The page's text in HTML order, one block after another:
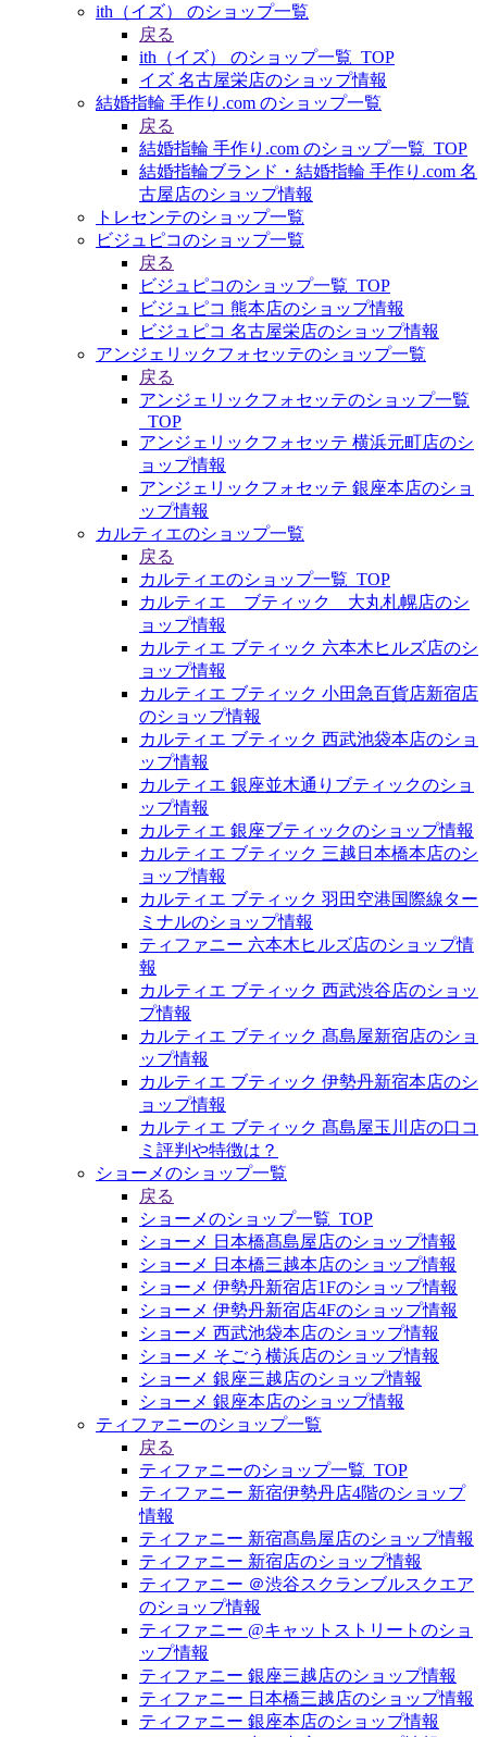
ith（イズ） のショップ一覧
戻る
ith（イズ） のショップ一覧_TOP
イズ 名古屋栄店のショップ情報
結婚指輪 手作り.com のショップ一覧
戻る
結婚指輪 手作り.com のショップ一覧_TOP
結婚指輪ブランド・結婚指輪 手作り.com 名
古屋店のショップ情報
トレセンテのショップ一覧
ビジュピコのショップ一覧
戻る
ビジュピコのショップ一覧_TOP
ビジュピコ 熊本店のショップ情報
ビジュピコ 名古屋栄店のショップ情報
アンジェリックフォセッテのショップ一覧
戻る
アンジェリックフォセッテのショップ一覧
_TOP
アンジェリックフォセッテ 横浜元町店のシ
ョップ情報
アンジェリックフォセッテ 銀座本店のショ
ップ情報
カルティエのショップ一覧
戻る
カルティエのショップ一覧_TOP
カルティエ ブティック 大丸札幌店のシ
ョップ情報
カルティエ ブティック 六本木ヒルズ店のシ
ョップ情報
カルティエ ブティック 小田急百貨店新宿店
のショップ情報
カルティエ ブティック 西武池袋本店のショ
ップ情報
カルティエ 銀座並木通りブティックのショ
ップ情報
カルティエ 銀座ブティックのショップ情報
カルティエ ブティック 三越日本橋本店のシ
ョップ情報
カルティエ ブティック 羽田空港国際線ター
ミナルのショップ情報
ティファニー 六本木ヒルズ店のショップ情
報
カルティエ ブティック 西武渋谷店のショッ
プ情報
カルティエ ブティック 髙島屋新宿店のショ
ップ情報
カルティエ ブティック 伊勢丹新宿本店のシ
ョップ情報
カルティエ ブティック 髙島屋玉川店の口コ
ミ評判や特徴は？
ショーメのショップ一覧
戻る
ショーメのショップ一覧_TOP
ショーメ 日本橋髙島屋店のショップ情報
ショーメ 日本橋三越本店のショップ情報
ショーメ 伊勢丹新宿店1Fのショップ情報
ショーメ 伊勢丹新宿店4Fのショップ情報
ショーメ 西武池袋本店のショップ情報
ショーメ そごう横浜店のショップ情報
ショーメ 銀座三越店のショップ情報
ショーメ 銀座本店のショップ情報
ティファニーのショップ一覧
戻る
ティファニーのショップ一覧_TOP
ティファニー 新宿伊勢丹店4階のショップ
情報
ティファニー 新宿髙島屋店のショップ情報
ティファニー 新宿店のショップ情報
ティファニー ＠渋谷スクランブルスクエア
のショップ情報
ティファニー @キャットストリートのショ
ップ情報
ティファニー 銀座三越店のショップ情報
ティファニー 日本橋三越店のショップ情報
ティファニー 銀座本店のショップ情報